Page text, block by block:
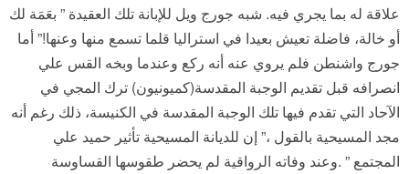
علاقة له بما يجري فيه. شبه جورج ويل للإبانة تلك العقيدة ” بعَمَة لك
أو خالة، فاضلة تعيش بعيدا في استراليا قلما تسمع منها وعنها!” أما
جورج واشنطن فلم يروي عنه أنه ركع وعندما وبخه القس علي
انصرافه قبل تقديم الوجبة المقدسة(كميونيون) ترك المجي في
الآحاد التي تقدم فيها تلك الوجبة المقدسة في الكنيسة، ذلك رغم أنه
مجد المسيحية بالقول ،” إن للديانة المسيحية تأثير حميد علي
المجتمع ” .وعند وفاته الرواقية لم يحضر طقوسها القساوسة